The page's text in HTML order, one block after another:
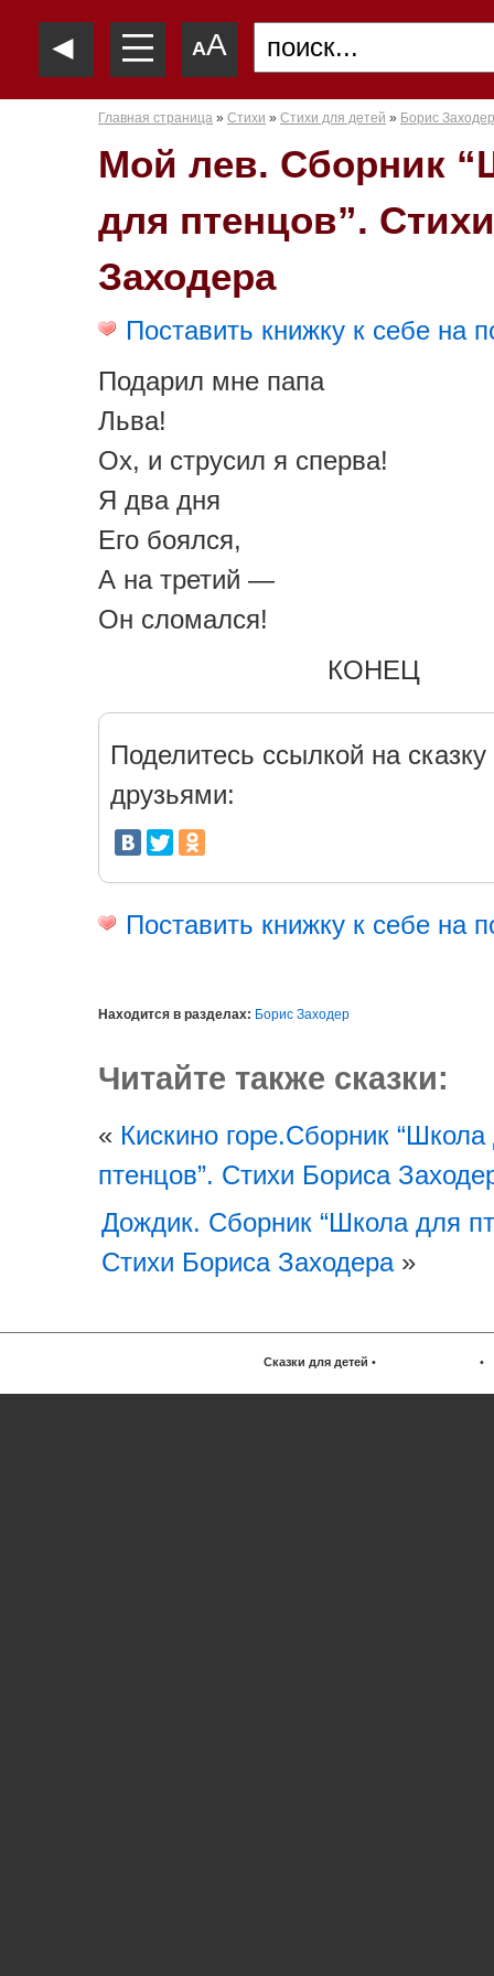
◄ —
—
— AA
Главная страница » Стихи » Стихи для детей » Борис Заходер
Мой лев. Сборник
для птенцов”.
Заходера
Поставить книжку к себе на
Подарил мне папа
Льва!
Ох, и струсил я сперва!
Я два дня
Его боялся,
А на третий —
Он сломался!
КОНЕЦ
Поделитесь ссылкой на сказку
друзьями:
Поставить книжку к себе на
Находится в разделах: Борис Заходер
Читайте также сказки:
« Кискино горе.Сборник
птенцов”. Стихи Бориса
Дождик. Сборник “Школа для
Стихи Бориса Заходера»
Сказки для детей • •